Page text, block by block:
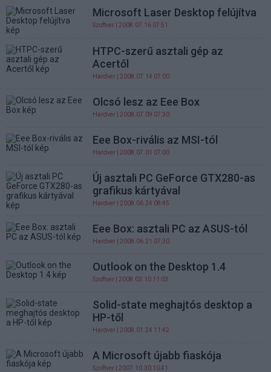
Microsoft Laser Desktop felújítva
Szoftver | 2008.07.16 07:51
HTPC-szerű asztali gép az
Acertől
Hardver | 2008.07.14 07:00
Olcsó lesz az Eee Box
Hardver | 2008.07.09 07:30
Eee Box-rivális az MSI-tól
Hardver | 2008.07.01 07:00
Új asztali PC GeForce GTX280-as
grafikus kártyával
Hardver | 2008.06.24 08:45
Eee Box: asztali PC az ASUS-tól
Hardver | 2008.06.21 07:30
Outlook on the Desktop 1.4
Szoftver | 2008.03.10 11:03
Solid-state meghajtós desktop a
HP-től
Hardver | 2008.01.24 11:42
A Microsoft újabb fiaskója
Szoftver | 2007.10.30 10:41